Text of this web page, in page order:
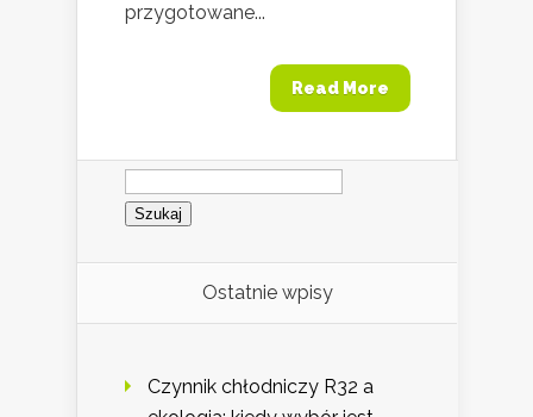
przygotowane...
Read More
Szukaj:
Ostatnie wpisy
Czynnik chłodniczy R32 a